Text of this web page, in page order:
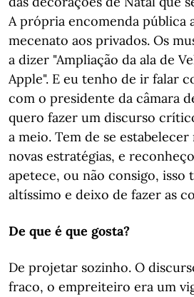
A própria encomenda pública
mecenato aos privados. Os
a dizer "Ampliação da ala de
Apple". E eu tenho de ir falar
com o presidente da câmara
quero fazer um discurso
a meio. Tem de se
novas estratégias, e
apetece, ou não consigo, isso
altíssimo e deixo de fazer as
De que é que gosta?
De projetar sozinho. O
fraco, o empreiteiro era um